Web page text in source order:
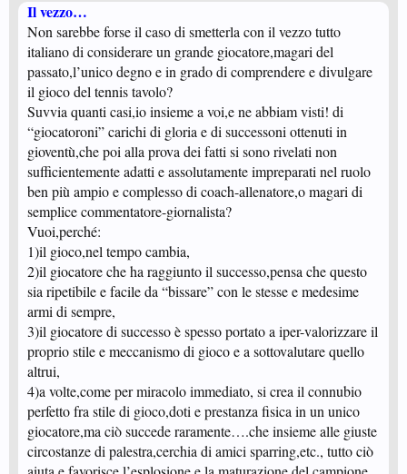
Il vezzo…
Non sarebbe forse il caso di smetterla con il vezzo tutto
italiano di considerare un grande giocatore,magari del
passato,l’unico degno e in grado di comprendere e divulgare
il gioco del tennis tavolo?
Suvvia quanti casi,io insieme a voi,e ne abbiam visti! di
“giocatoroni” carichi di gloria e di successoni ottenuti in
gioventù,che poi alla prova dei fatti si sono rivelati non
sufficientemente adatti e assolutamente impreparati nel ruolo
ben più ampio e complesso di coach-allenatore,o magari di
semplice commentatore-giornalista?
Vuoi,perché:
1)il gioco,nel tempo cambia,
2)il giocatore che ha raggiunto il successo,pensa che questo
sia ripetibile e facile da “bissare” con le stesse e medesime
armi di sempre,
3)il giocatore di successo è spesso portato a iper-valorizzare il
proprio stile e meccanismo di gioco e a sottovalutare quello
altrui,
4)a volte,come per miracolo immediato, si crea il connubio
perfetto fra stile di gioco,doti e prestanza fisica in un unico
giocatore,ma ciò succede raramente….che insieme alle giuste
circostanze di palestra,cerchia di amici sparring,etc., tutto ciò